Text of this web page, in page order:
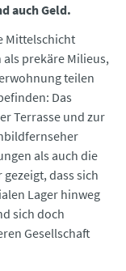
auch Geld.
Mittelschicht
prekäre Milieus,
teilen
Das
Terrasse und zur
als auch die
dass sich
Lager hinweg
sich doch
Gesellschaft